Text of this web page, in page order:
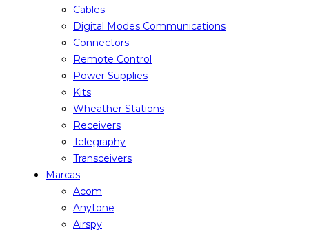
Cables
Digital Modes Communications
Connectors
Remote Control
Power Supplies
Kits
Wheather Stations
Receivers
Telegraphy
Transceivers
Marcas
Acom
Anytone
Airspy